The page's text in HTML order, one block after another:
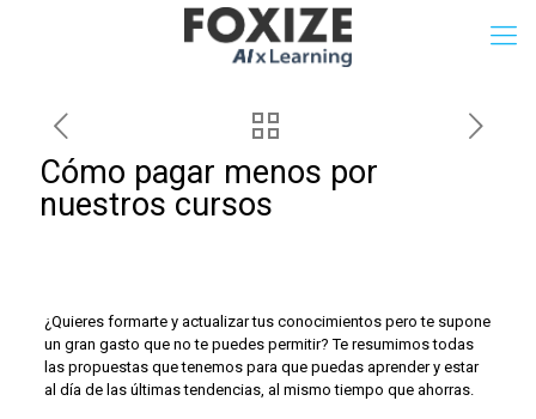
Cómo pagar menos por
nuestros cursos
¿Quieres formarte y actualizar tus conocimientos pero te supone
un gran gasto que no te puedes permitir? Te resumimos todas
las propuestas que tenemos para que puedas aprender y estar
al día de las últimas tendencias, al mismo tiempo que ahorras.